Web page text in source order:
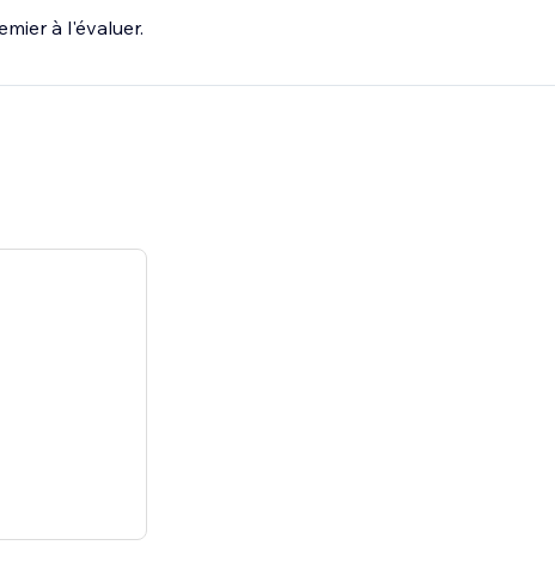
à l'évaluer.